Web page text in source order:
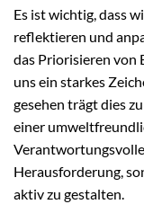
Es ist wichtig, dass
reflektieren und
das Priorisieren von
uns ein starkes
gesehen trägt dies
einer
Herausforderung,
aktiv zu gestalten.